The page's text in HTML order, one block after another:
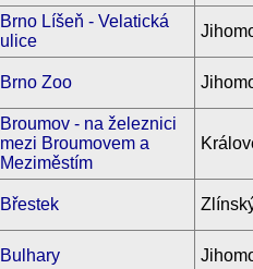
Brno Líšeň - Velatická
ulice
Brno Zoo
Broumov - na železnici
mezi Broumovem a
Meziměstím
Břestek
Bulhary